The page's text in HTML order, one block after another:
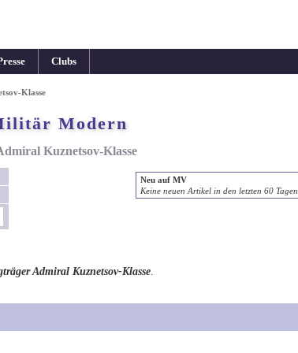
Clubs
Klasse
Modern
Kuznetsov-Klasse
Neu auf MV
Keine neuen Artikel in den letzten 60 Tagen.
Admiral Kuznetsov-Klasse.